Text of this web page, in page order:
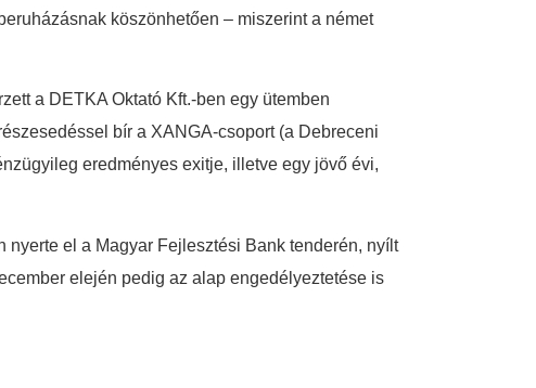
köszönhetően – miszerint a német
a DETKA Oktató Kft.-ben egy ütemben
bír a XANGA-csoport (a Debreceni
eredményes exitje, illetve egy jövő évi,
el a Magyar Fejlesztési Bank tenderén, nyílt
elején pedig az alap engedélyeztetése is